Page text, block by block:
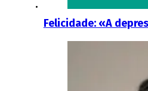
Felicidade: «A